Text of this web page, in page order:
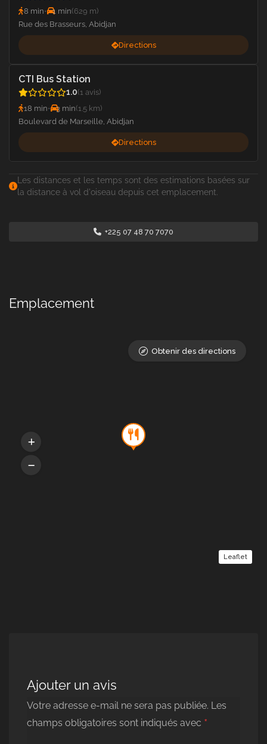
8 min• 1 min(629 m)
Rue des Brasseurs, Abidjan
Directions
CTI Bus Station
1.0(1 avis)
18 min• 3 min(1.5 km)
Boulevard de Marseille, Abidjan
Directions
Les distances et les temps sont des estimations basées sur
la distance à vol d'oiseau depuis cet emplacement.
+225 07 48 70 7070
Emplacement
Leaflet
Obtenir des directions
Ajouter un avis
Votre adresse e-mail ne sera pas publiée. Les
champs obligatoires sont indiqués avec *